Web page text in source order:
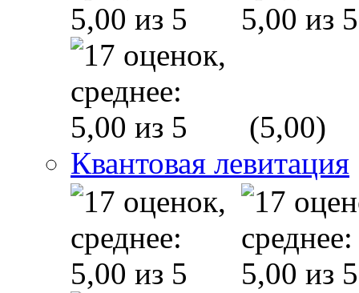
(5,00)
Квантовая левитация